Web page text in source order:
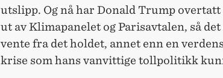
utslipp. Og nå har Donald Trump
ut av Klimapanelet og Parisavtalen, så
vente fra det holdet, annet enn en
krise som hans vanvittige tollpolitikk